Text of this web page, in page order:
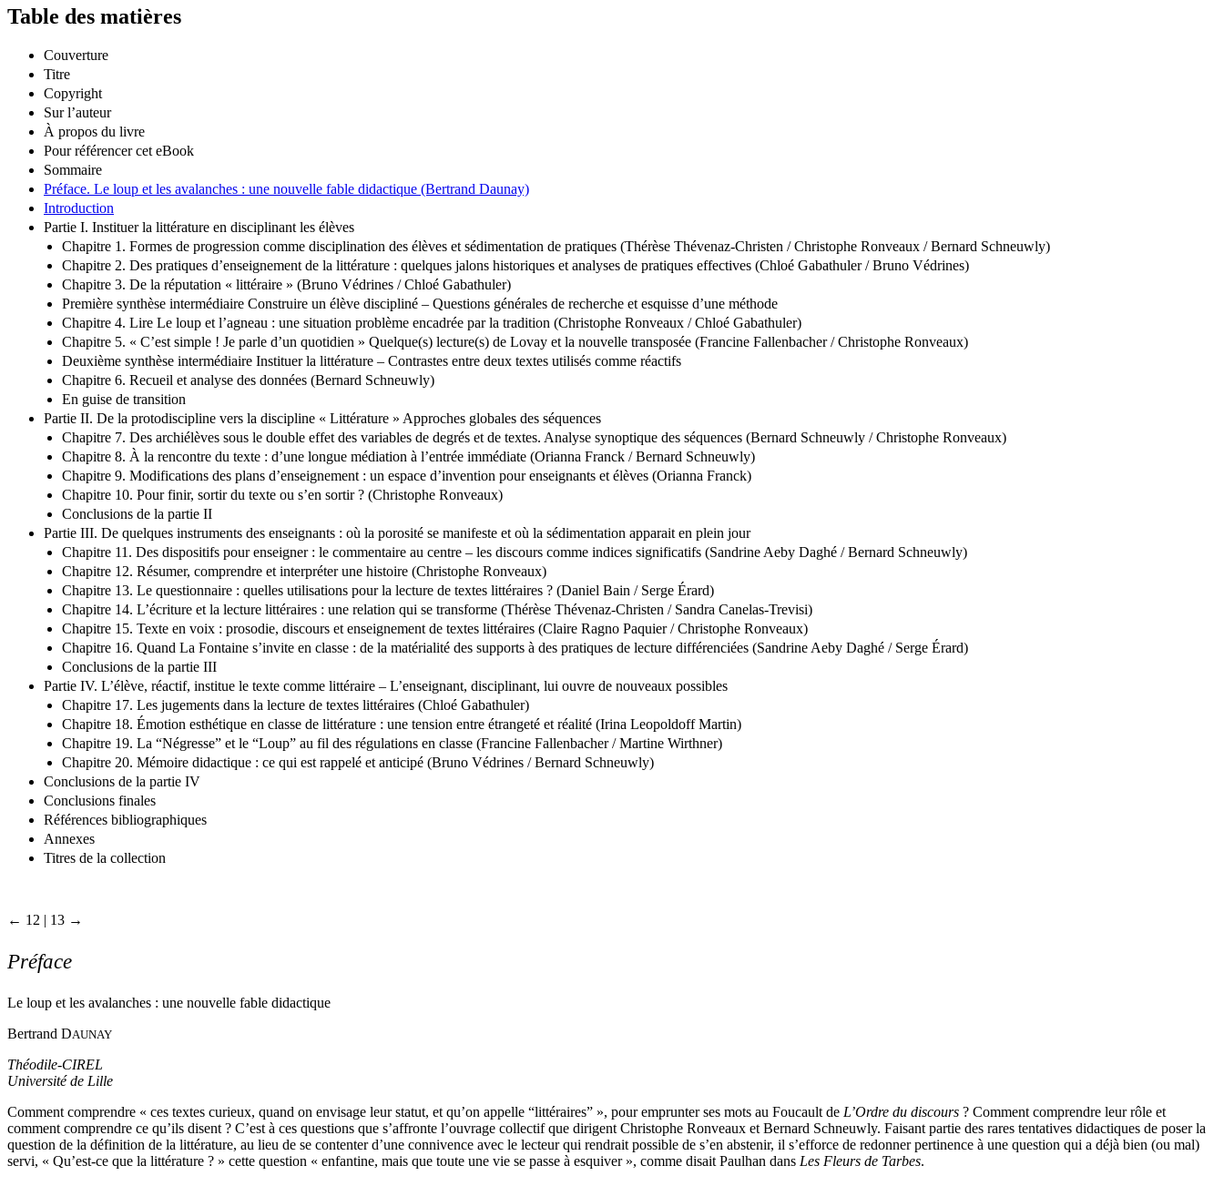
Table des matières
Couverture
Titre
Copyright
Sur l’auteur
À propos du livre
Pour référencer cet eBook
Sommaire
Préface. Le loup et les avalanches : une nouvelle fable didactique (Bertrand Daunay)
Introduction
Partie I. Instituer la littérature en disciplinant les élèves
Chapitre 1. Formes de progression comme disciplination des élèves et sédimentation de pratiques (Thérèse Thévenaz-Christen / Christophe Ronveaux / Bernard Schneuwly)
Chapitre 2. Des pratiques d’enseignement de la littérature : quelques jalons historiques et analyses de pratiques effectives (Chloé Gabathuler / Bruno Védrines)
Chapitre 3. De la réputation « littéraire » (Bruno Védrines / Chloé Gabathuler)
Première synthèse intermédiaire Construire un élève discipliné – Questions générales de recherche et esquisse d’une méthode
Chapitre 4. Lire Le loup et l’agneau : une situation problème encadrée par la tradition (Christophe Ronveaux / Chloé Gabathuler)
Chapitre 5. « C’est simple ! Je parle d’un quotidien » Quelque(s) lecture(s) de Lovay et la nouvelle transposée (Francine Fallenbacher / Christophe Ronveaux)
Deuxième synthèse intermédiaire Instituer la littérature – Contrastes entre deux textes utilisés comme réactifs
Chapitre 6. Recueil et analyse des données (Bernard Schneuwly)
En guise de transition
Partie II. De la protodiscipline vers la discipline « Littérature » Approches globales des séquences
Chapitre 7. Des archiélèves sous le double effet des variables de degrés et de textes. Analyse synoptique des séquences (Bernard Schneuwly / Christophe Ronveaux)
Chapitre 8. À la rencontre du texte : d’une longue médiation à l’entrée immédiate (Orianna Franck / Bernard Schneuwly)
Chapitre 9. Modifications des plans d’enseignement : un espace d’invention pour enseignants et élèves (Orianna Franck)
Chapitre 10. Pour finir, sortir du texte ou s’en sortir ? (Christophe Ronveaux)
Conclusions de la partie II
Partie III. De quelques instruments des enseignants : où la porosité se manifeste et où la sédimentation apparait en plein jour
Chapitre 11. Des dispositifs pour enseigner : le commentaire au centre – les discours comme indices significatifs (Sandrine Aeby Daghé / Bernard Schneuwly)
Chapitre 12. Résumer, comprendre et interpréter une histoire (Christophe Ronveaux)
Chapitre 13. Le questionnaire : quelles utilisations pour la lecture de textes littéraires ? (Daniel Bain / Serge Érard)
Chapitre 14. L’écriture et la lecture littéraires : une relation qui se transforme (Thérèse Thévenaz-Christen / Sandra Canelas-Trevisi)
Chapitre 15. Texte en voix : prosodie, discours et enseignement de textes littéraires (Claire Ragno Paquier / Christophe Ronveaux)
Chapitre 16. Quand La Fontaine s’invite en classe : de la matérialité des supports à des pratiques de lecture différenciées (Sandrine Aeby Daghé / Serge Érard)
Conclusions de la partie III
Partie IV. L’élève, réactif, institue le texte comme littéraire – L’enseignant, disciplinant, lui ouvre de nouveaux possibles
Chapitre 17. Les jugements dans la lecture de textes littéraires (Chloé Gabathuler)
Chapitre 18. Émotion esthétique en classe de littérature : une tension entre étrangeté et réalité (Irina Leopoldoff Martin)
Chapitre 19. La “Négresse” et le “Loup” au fil des régulations en classe (Francine Fallenbacher / Martine Wirthner)
Chapitre 20. Mémoire didactique : ce qui est rappelé et anticipé (Bruno Védrines / Bernard Schneuwly)
Conclusions de la partie IV
Conclusions finales
Références bibliographiques
Annexes
Titres de la collection
← 12 | 13 →
Préface
Le loup et les avalanches : une nouvelle fable didactique
Bertrand DAUNAY
Théodile-CIREL
Université de Lille
Comment comprendre « ces textes curieux, quand on envisage leur statut, et qu’on appelle “littéraires” », pour emprunter ses mots au Foucault de L’Ordre du discours ? Comment comprendre leur rôle et
comment comprendre ce qu’ils disent ? C’est à ces questions que s’affronte l’ouvrage collectif que dirigent Christophe Ronveaux et Bernard Schneuwly. Faisant partie des rares tentatives didactiques de poser la
question de la définition de la littérature, au lieu de se contenter d’une connivence avec le lecteur qui rendrait possible de s’en abstenir, il s’efforce de redonner pertinence à une question qui a déjà bien (ou mal)
servi, « Qu’est-ce que la littérature ? » cette question « enfantine, mais que toute une vie se passe à esquiver », comme disait Paulhan dans Les Fleurs de Tarbes.